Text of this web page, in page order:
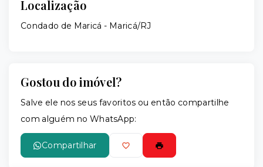
Localização
Condado de Maricá - Maricá/RJ
Gostou do imóvel?
Salve ele nos seus favoritos ou então compartilhe
com alguém no WhatsApp:
Compartilhar